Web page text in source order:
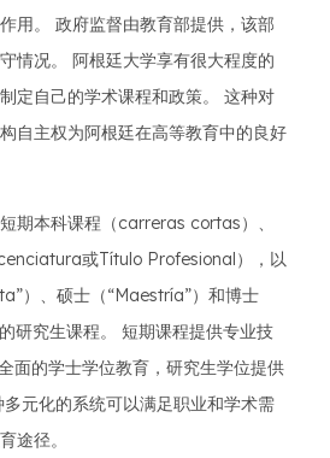
用。 政府监督由教育部提供，该部
情况。 阿根廷大学享有很大程度的
定自己的学术课程和政策。 这种对
自主权为阿根廷在高等教育中的良好
期本科课程（carreras cortas）、
或Título Profesional），以
）、硕士（“Maestría”）和博士
研究生课程。 短期课程提供专业技
面的学士学位教育，研究生学位提供
元化的系统可以满足职业和学术需
途径。